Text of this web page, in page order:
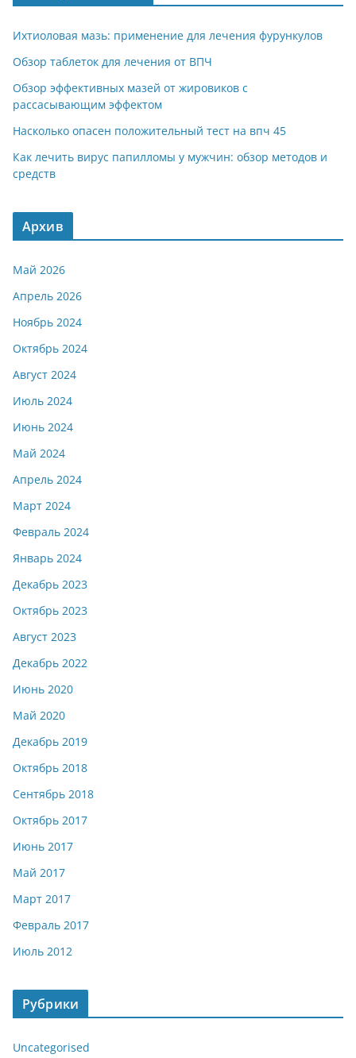
Ихтиоловая мазь: применение для лечения фурункулов
Обзор таблеток для лечения от ВПЧ
Обзор эффективных мазей от жировиков с
рассасывающим эффектом
Насколько опасен положительный тест на впч 45
Как лечить вирус папилломы у мужчин: обзор методов и
средств
Архив
Май 2026
Апрель 2026
Ноябрь 2024
Октябрь 2024
Август 2024
Июль 2024
Июнь 2024
Май 2024
Апрель 2024
Март 2024
Февраль 2024
Январь 2024
Декабрь 2023
Октябрь 2023
Август 2023
Декабрь 2022
Июнь 2020
Май 2020
Декабрь 2019
Октябрь 2018
Сентябрь 2018
Октябрь 2017
Июнь 2017
Май 2017
Март 2017
Февраль 2017
Июль 2012
Рубрики
Uncategorised